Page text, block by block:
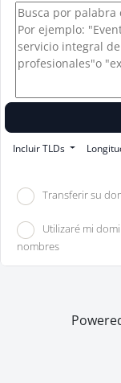
Incluir TLDs
Transferir su
Utilizaré mi
nombres